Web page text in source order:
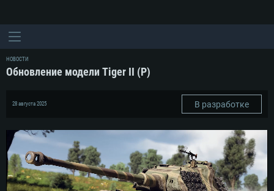
НОВОСТИ
Обновление модели Tiger II (P)
28 августа 2025 В разработке